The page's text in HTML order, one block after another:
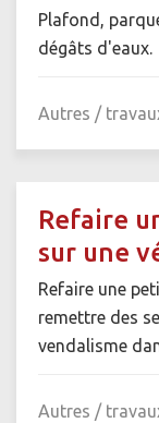
Plafond,
dégâts d'eaux.
Autres /
Refaire
sur une
Refaire une
remettre des
vendalisme
Autres /